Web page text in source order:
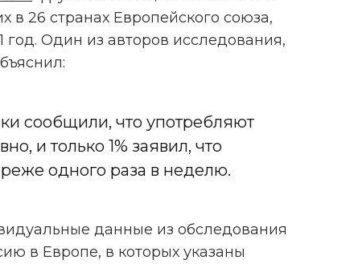
26 странах Европейского союза,
год. Один из авторов исследования,
сообщили, что употребляют
и только 1% заявил, что
одного раза в неделю.
данные из обследования
в Европе, в которых указаны
ИССЛЕДОВАНИЕ: ОСТРЫЙ